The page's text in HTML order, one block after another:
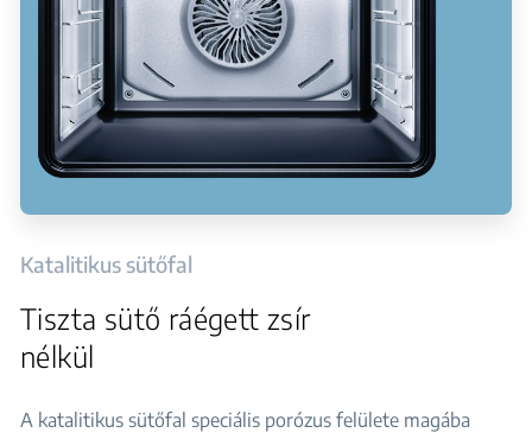
Katalitikus sütőfal
Tiszta sütő ráégett zsír
nélkül
A katalitikus sütőfal speciális porózus felülete magába